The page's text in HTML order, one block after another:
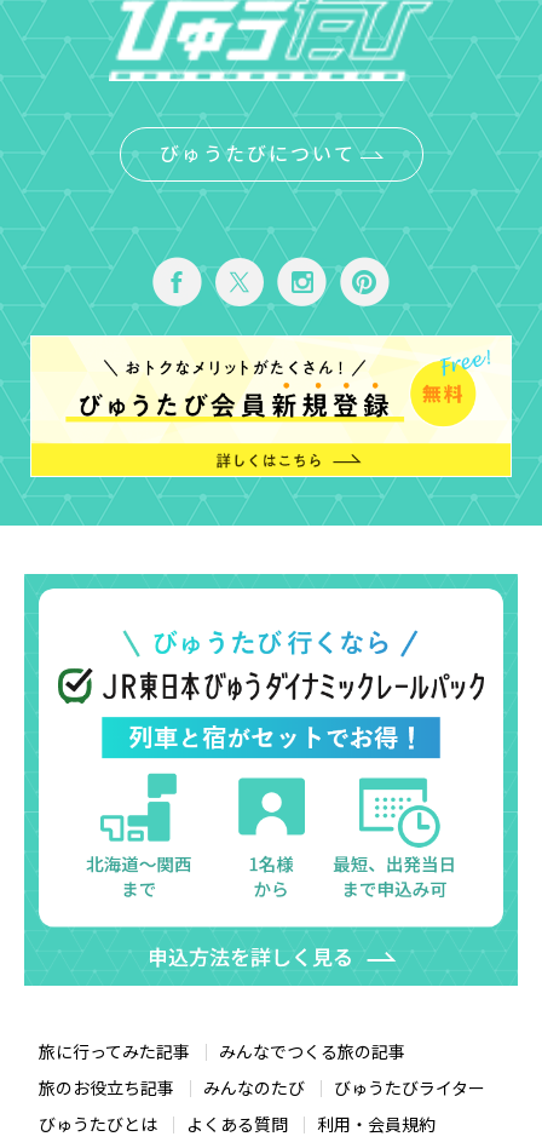
びゅうたびについて
旅に行ってみた記事
みんなでつくる旅の記事
旅のお役立ち記事
みんなのたび
びゅうたびライター
びゅうたびとは
よくある質問 利用・会員規約